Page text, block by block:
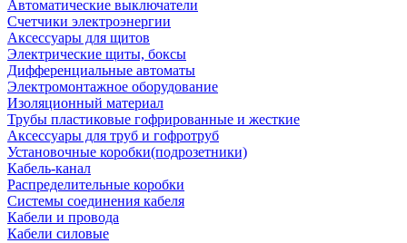
Автоматические выключатели
Счетчики электроэнергии
Аксессуары для щитов
Электрические щиты, боксы
Дифференциальные автоматы
Электромонтажное оборудование
Изоляционный материал
Трубы пластиковые гофрированные и жесткие
Аксессуары для труб и гофротруб
Установочные коробки(подрозетники)
Кабель-канал
Распределительные коробки
Системы соединения кабеля
Кабели и провода
Кабели силовые